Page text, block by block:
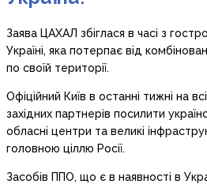
Заява ЦАХАЛ збіглася в часі з
Україні, яка потерпає від
по своїй території.
Офіційний Київ в останні тижні на
західних партнерів посилити
обласні центри та великі
головною ціллю Росії.
Засобів ППО, що є в наявності в